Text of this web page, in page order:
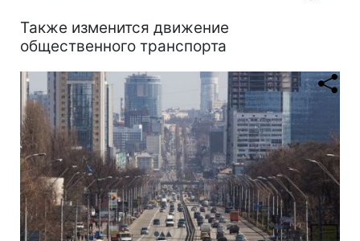
Также изменится движение
общественного транспорта